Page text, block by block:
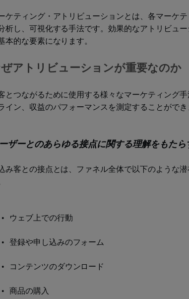
ケティング・アトリビューションとは、各マーケ
析し、可視化する手法です。効果的なアトリビュ
本的な要素になります。
アトリビューションが重要なのか
とつながるために使用する様々なマーケティング
イン、収益のパフォーマンスを測定することがで
ザーとのあらゆる接点に関する理解をもた
み客との接点とは、ファネル全体で以下のような
ウェブ上での行動
登録や申し込みのフォーム
コンテンツのダウンロード
商品の購入